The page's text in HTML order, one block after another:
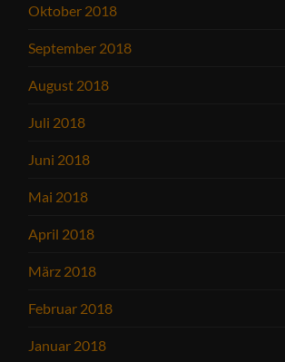
Oktober 2018
September 2018
August 2018
Juli 2018
Juni 2018
Mai 2018
April 2018
März 2018
Februar 2018
Januar 2018